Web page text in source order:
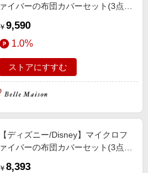
ァイバーの布団カバーセット(3点)
￥ 9,590
1.0%
ストアにすすむ
【ディズニー/Disney】マイクロフ
ァイバーの布団カバーセット(3点)
￥ 8,393